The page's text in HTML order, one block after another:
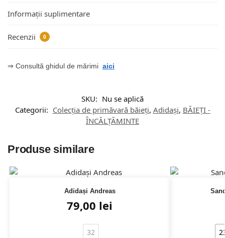
Informații suplimentare
Recenzii 0
⇒ Consultă ghidul de mărimi aici
SKU: Nu se aplică
Categorii: Colecția de primăvară băieți, Adidași, BĂIEȚI -
ÎNCĂLȚĂMINTE
Produse similare
Adidași Andreas
79,00 lei
32